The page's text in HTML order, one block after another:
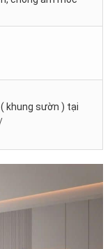
khung sườn ) tại